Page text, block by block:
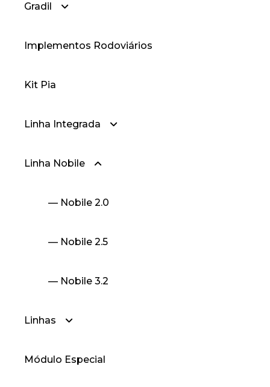
— Fachadas Cortina
— Fachadas Style
Gradil
— Gradil
— Gradil Prime
Implementos Rodoviários
Kit Pia
Linha Integrada
— Linha Integrada
— Linha Integrada Nobile 2.5
— Linha Integrada Nobile 3.2
Linha Nobile
— Nobile 2.0
— Nobile 2.5
— Nobile 3.2
Linhas
— Linha 25
Módulo Especial